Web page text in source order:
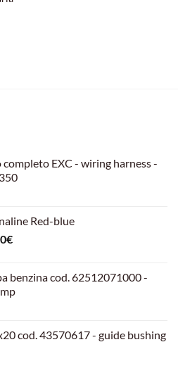
EXC - wiring harness -
Red-blue
€Il
è:
540,00€.
benzina cod. 62512071000 -
cod. 43570617 - guide bushing